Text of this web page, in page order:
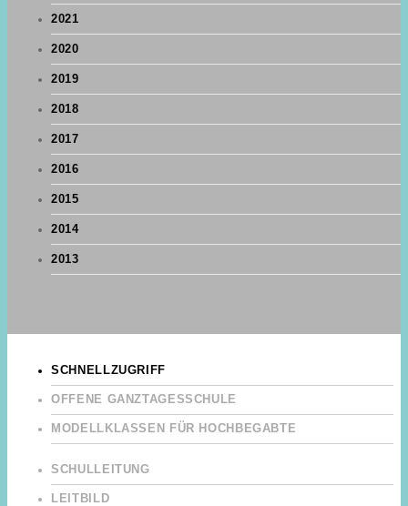
2021
2020
2019
2018
2017
2016
2015
2014
2013
SCHNELLZUGRIFF
OFFENE GANZTAGESSCHULE
MODELLKLASSEN FÜR HOCHBEGABTE
SCHULLEITUNG
LEITBILD